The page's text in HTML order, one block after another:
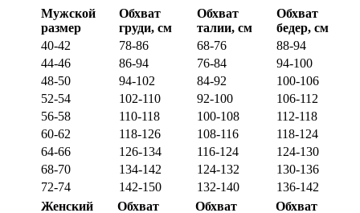
Мужской
размер
Обхват
груди, см
Обхват
талии, см
Обхват
бедер, см
40-42
78-86 68-76
88-94
44-46
86-94 76-84
94-100
48-50
94-102 84-92
100-106
52-54
102-110 92-100
106-112
56-58
110-118 100-108
112-118
60-62
118-126 108-116
118-124
64-66
126-134 116-124
124-130
68-70
134-142 124-132
130-136
72-74
142-150 132-140
136-142
Женский
Обхват
Обхват
Обхват